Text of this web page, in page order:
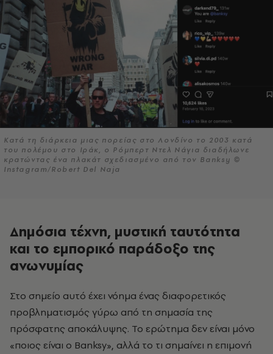
Κατά τη διάρκεια μιας πορείας στο Λονδίνο το 2003 κατά
του πολέμου στο Ιράκ, ο Ρόμπερτ Ντελ Νάγια διαδήλωνε
κρατώντας ένα πλακάτ σχεδιασμένο από τον Banksy ©
Instagram/Robert Del Naja
Δημόσια τέχνη, μυστική ταυτότητα
και το εμπορικό παράδοξο της
ανωνυμίας
Στο σημείο αυτό έχει νόημα ένας διαφορετικός
προβληματισμός γύρω από τη σημασία της
πρόσφατης αποκάλυψης. Το ερώτημα δεν είναι μόνο
«ποιος είναι ο Banksy», αλλά το τι σημαίνει η επιμονή